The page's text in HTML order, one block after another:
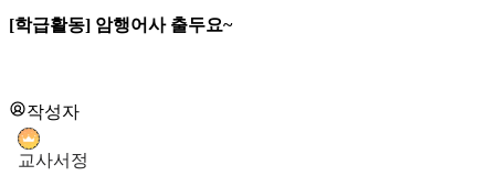
[학급활동] 암행어사 출두요~
작성자
교사서정